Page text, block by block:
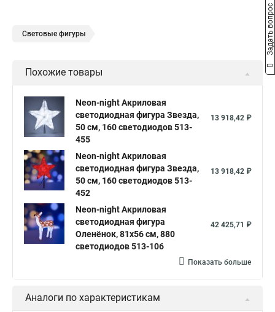
Световые фигуры
Похожие товары
Neon-night Акриловая
светодиодная фигура Звезда,
50 см, 160 светодиодов 513-
455
13 918,42 ₽
Neon-night Акриловая
светодиодная фигура Звезда,
50 см, 160 светодиодов 513-
452
13 918,42 ₽
Neon-night Акриловая
светодиодная фигура
Оленёнок, 81х56 см, 880
светодиодов 513-106
42 425,71 ₽
Показать больше
Аналоги по характеристикам
Задать вопрос